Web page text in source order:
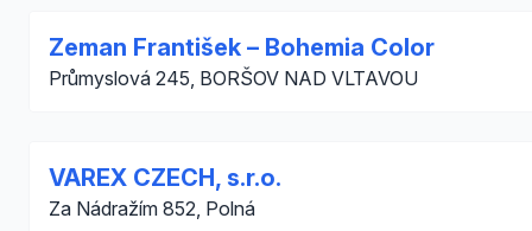
Zeman František – Bohemia Color
Průmyslová 245, BORŠOV NAD VLTAVOU
VAREX CZECH, s.r.o.
Za Nádražím 852, Polná